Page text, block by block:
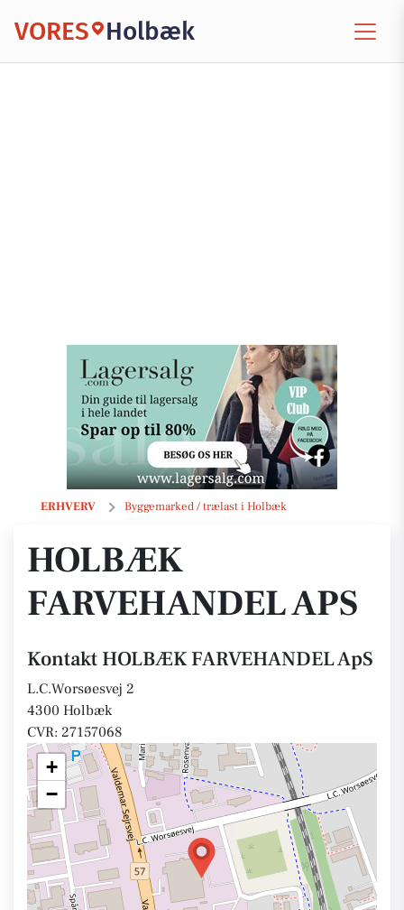
VORES Holbæk
ERHVERV Byggemarked / trælast i Holbæk
HOLBÆK FARVEHANDEL ApS
HOLBÆK
FARVEHANDEL APS
Kontakt HOLBÆK FARVEHANDEL ApS
L.C.Worsøesvej 2
4300 Holbæk
CVR: 27157068
+
−